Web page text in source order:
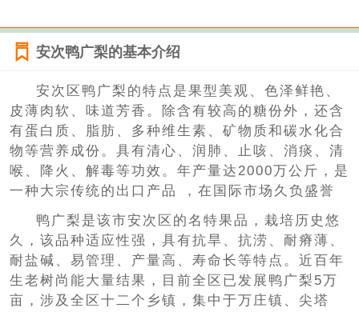
安次鸭广梨的基本介绍
安次区鸭广梨的特点是果型美观、色泽鲜艳、
皮薄肉软、味道芳香。除含有较高的糖份外，还含
有蛋白质、脂肪、多种维生素、矿物质和碳水化合
物等营养成份。具有清心、润肺、止咳、消痰、清
喉、降火、解毒等功效。年产量达2000万公斤，是
一种大宗传统的出口产品 ，在国际市场久负盛誉
鸭广梨是该市安次区的名特果品，栽培历史悠
久，该品种适应性强，具有抗旱、抗涝、耐瘠薄、
耐盐碱、易管理、产量高、寿命长等特点。近百年
生老树尚能大量结果，目前全区已发展鸭广梨5万
亩，涉及全区十二个乡镇，集中于万庄镇、尖塔